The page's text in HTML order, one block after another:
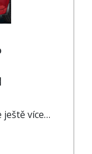
ještě více…